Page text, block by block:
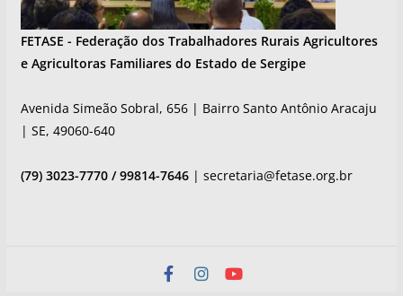
FETASE - Federação dos Trabalhadores Rurais Agricultores
e Agricultoras Familiares do Estado de Sergipe
Avenida Simeão Sobral, 656 | Bairro Santo Antônio Aracaju
| SE, 49060-640
(79) 3023-7770 / 99814-7646| secretaria@fetase.org.br